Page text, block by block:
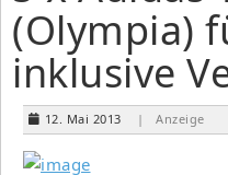
(Olympia)
inklusive
12. Mai 2013 | Anzeige